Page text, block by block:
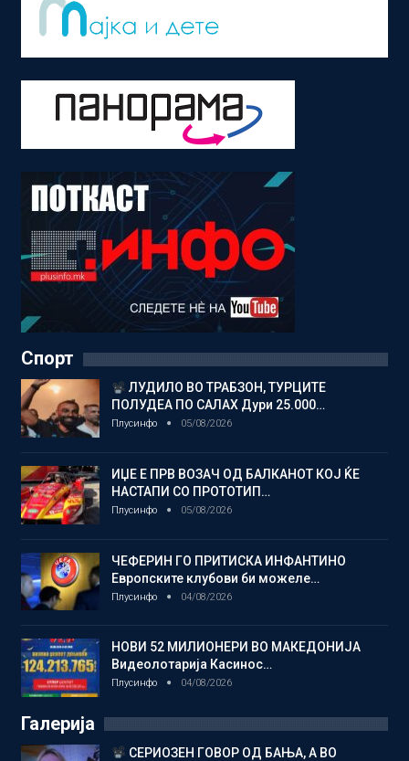
Спорт
ЛУДИЛО ВО ТРАБЗОН, ТУРЦИТЕ
ПОЛУДЕА ПО САЛАХ Дури 25.000…
Плусинфо 05/08/2026
ИЏЕ Е ПРВ ВОЗАЧ ОД БАЛКАНОТ КОЈ ЌЕ
НАСТАПИ СО ПРОТОТИП…
Плусинфо 05/08/2026
ЧЕФЕРИН ГО ПРИТИСКА ИНФАНТИНО
Европските клубови би можеле…
Плусинфо 04/08/2026
НОВИ 52 МИЛИОНЕРИ ВО МАКЕДОНИЈА
Видеолотарија Касинос…
Плусинфо 04/08/2026
Галерија
СЕРИОЗЕН ГОВОР ОД БАЊА, А ВО